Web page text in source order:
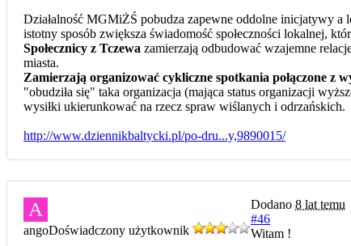
Działalność MGMiŻŚ pobudza zapewne oddolne inicjatywy a
istotny sposób zwiększa świadomość społeczności lokalnej,
Społecznicy z Tczewa zamierzają odbudować wzajemne
miasta.
Zamierzają organizować cykliczne spotkania połączone z
"obudziła się" taka organizacja (mająca status organizacji
wysiłki ukierunkować na rzecz spraw wiślanych i odrzańskich.
http://www.dziennikbaltycki.pl/po-dru...y,9890015/
A
angoDoświadczony użytkownik
Dodano 8 lat temu
#46
Witam !